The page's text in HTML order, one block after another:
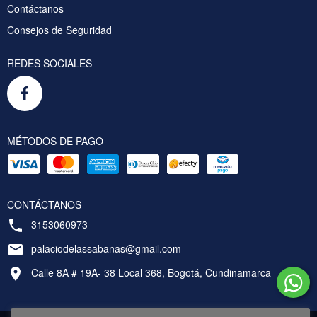
Contáctanos
Consejos de Seguridad
REDES SOCIALES
MÉTODOS DE PAGO
CONTÁCTANOS
3153060973
palaciodelassabanas@gmail.com
Calle 8A # 19A- 38 Local 368, Bogotá, Cundinamarca